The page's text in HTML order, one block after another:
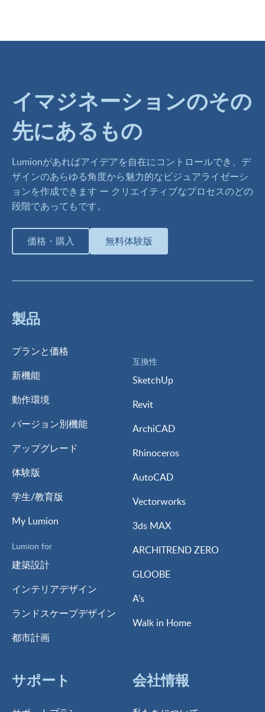
イマジネーションのその
先にあるもの
Lumionがあればアイデアを自在にコントロールでき、デ
ザインのあらゆる角度から魅力的なビジュアライゼーシ
ョンを作成できます ー クリエイティブなプロセスのどの
段階であってもです。
価格・購入 無料体験版
製品
プランと価格
新機能
動作環境
バージョン別機能
アップグレード
体験版
学生/教育版
My Lumion
Lumion for
建築設計
インテリアデザイン
ランドスケープデザイン
都市計画
互換性
SketchUp
Revit
ArchiCAD
Rhinoceros
AutoCAD
Vectorworks
3ds MAX
ARCHITREND ZERO
GLOOBE
A’s
Walk in Home
サポート 会社情報